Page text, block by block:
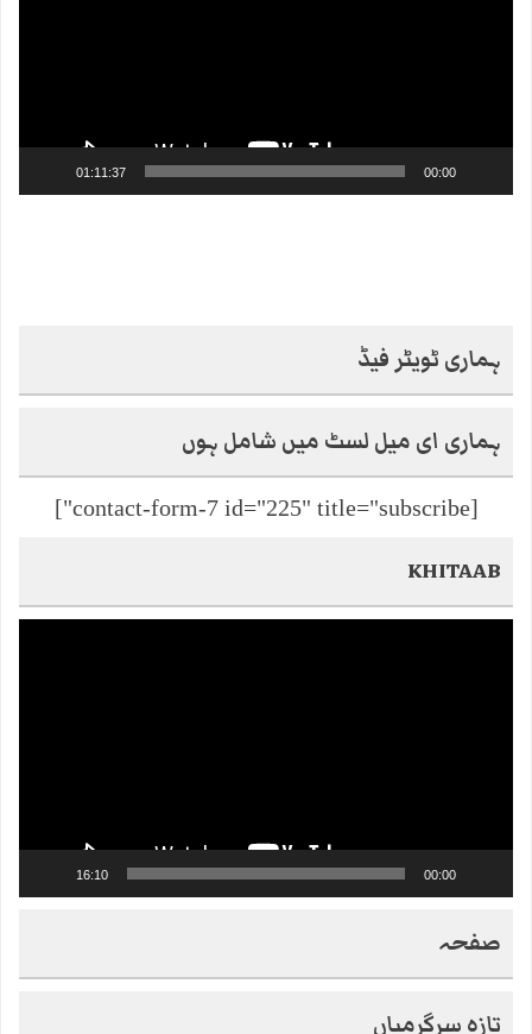
00:00
01:11:37
ہماری ٹویٹر فیڈ
ہماری ای میل لسٹ میں شامل ہوں
[contact-form-7 id="225" title="subscribe"]
KHITAAB
00:00
16:10
صفحہ
تازہ سرگرمیاں